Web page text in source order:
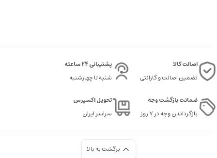
اصالت کالا
تضمین اصالت و گارانتی
پشتیبانی 24 ساعته
شنبه تا چهارشنبه
ضمانت بازگشت وجه
بازگرداندن وجه در ۷ روز
تحویل اکسپرس
سراسر ایران
برگشت به بالا